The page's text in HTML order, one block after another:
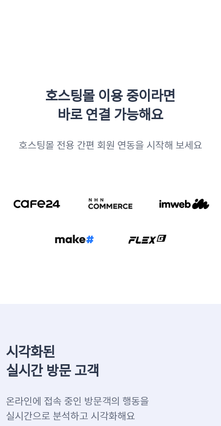
호스팅몰 이용 중이라면
바로 연결 가능해요
호스팅몰 전용 간편 회원 연동을 시작해 보세요
시각화된
실시간 방문 고객
온라인에 접속 중인 방문객의 행동을
실시간으로 분석하고 시각화해요